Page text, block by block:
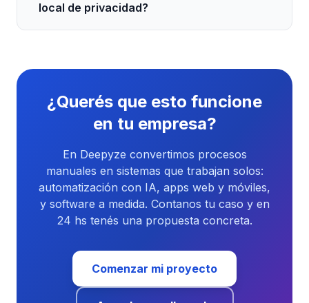
local de privacidad?
¿Querés que esto funcione
en tu empresa?
En Deepyze convertimos procesos
manuales en sistemas que trabajan solos:
automatización con IA, apps web y móviles,
y software a medida. Contanos tu caso y en
24 hs tenés una propuesta concreta.
Comenzar mi proyecto